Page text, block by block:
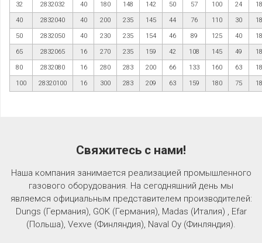
32 2832032 40 180 148 142 50 57 100 24 18
40 2832040 40 200 235 145 44 76 110 30 18
50 2832050 40 230 235 154 46 89 125 40 18
65 2832065 16 270 235 159 42 108 145 49 18
80 2832080 16 280 283 200 66 133 160 63 18
100 28320100 16 300 283 209 63 159 180 75 18
Свяжитесь с нами!
Наша компания занимается реализацией промышленного
газового оборудования. На сегодняшний день мы
являемся официальным представителем производителей:
Dungs (Германия), GOK (Германия), Madas (Италия) , Efar
(Польша), Vexve (Финляндия), Naval Oy (Финляндия).